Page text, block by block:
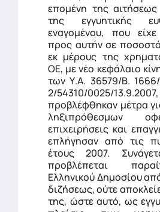
επομένη της
της εγγυητικής
εναγομένου, που
προς αυτήν σε
εκ μέρους της
ΟΕ, με νέο κεφάλαιο
των Υ.Α. 36579/Β. 1666/
2/54310/0025/13.9.2007,
προβλέφθηκαν μέτρα
ληξιπρόθεσμων
επιχειρήσεις και
επλήγησαν από τις
έτους 2007.
προβλέπεται
Ελληνικού Δημοσίου
διζήσεως, ούτε
της, ώστε αυτό, ως